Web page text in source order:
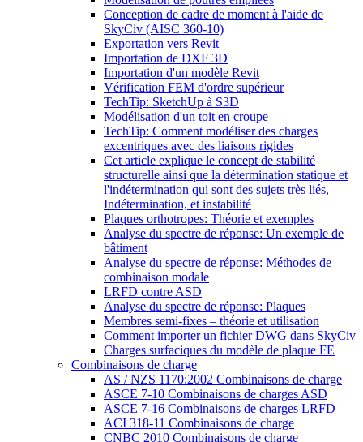
Conception de cadre de moment à l'aide de
SkyCiv (AISC 360-10)
Exportation vers Revit
Importation de DXF 3D
Importation d'un modèle Revit
Vérification FEM d'ordre supérieur
TechTip: SketchUp à S3D
Modélisation d'un toit en croupe
TechTip: Comment modéliser des charges
excentriques avec des liaisons rigides
Cet article explique le concept de stabilité
structurelle ainsi que la détermination statique et
l'indétermination qui sont des sujets très liés,
Indétermination, et instabilité
Plaques orthotropes: Théorie et exemples
Analyse du spectre de réponse: Un exemple de
bâtiment
Analyse du spectre de réponse: Méthodes de
combinaison modale
LRFD contre ASD
Analyse du spectre de réponse: Plaques
Membres semi-fixes – théorie et utilisation
Comment importer un fichier DWG dans SkyCiv
Charges surfaciques du modèle de plaque FE
Combinaisons de charge
AS / NZS 1170:2002 Combinaisons de charge
ASCE 7-10 Combinaisons de charges ASD
ASCE 7-16 Combinaisons de charges LRFD
ACI 318-11 Combinaisons de charge
CNBC 2010 Combinaisons de charge